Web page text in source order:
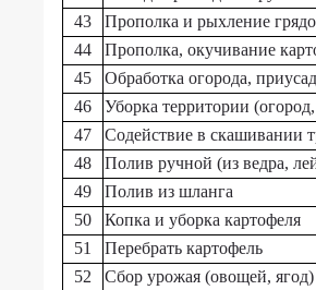
социальных
услуг
Сведения
о
количестве
и
видах
социальных
услугах
за
счёт
43
Прополка и рыхление
44
Прополка, окучивание
45
Обработка огорода,
46
Уборка территории
47
Содействие в скашивании
48
Полив ручной (из ведра,
49
Полив из шланга
50
Копка и уборка картофеля
51
Перебрать картофель
52
Сбор урожая (овощей, ягод)